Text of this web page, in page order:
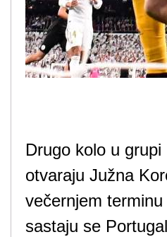
Drugo kolo u
otvaraju Južna
večernjem
sastaju se